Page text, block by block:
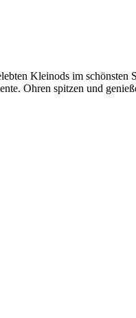
Kleinods im schönsten
Ohren spitzen und